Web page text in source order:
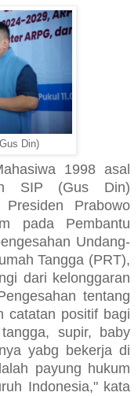
Din)
1998 asal
SIP (Gus Din)
Prabowo
pada Pembantu
Undang-
Tangga (PRT),
dari kelonggaran
tentang
catatan positif bagi
supir, baby
yabg bekerja di
payung hukum
Indonesia," kata